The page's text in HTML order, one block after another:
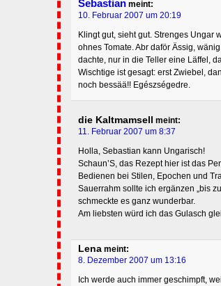
Sebastian meint:
10. Februar 2007 um 20:19
Klingt gut, sieht gut. Strenges Ungar
ohnes Tomate. Abr daför Ässig,
dachte, nur in die Teller eine Läffel,
Wischtige ist gesagt: erst Zwiebel,
noch bessää!! Egészségedre.
die Kaltmamsell
meint:
11. Februar 2007 um 8:37
Holla, Sebastian kann Ungarisch!
Schaun’S, das Rezept hier ist das
Bedienen bei Stilen, Epochen und
Sauerrahm sollte ich ergänzen „bis
schmeckte es ganz wunderbar.
Am liebsten würd ich das Gulasch
Lena meint:
8. Dezember 2007 um 13:16
Ich werde auch immer geschimpft,